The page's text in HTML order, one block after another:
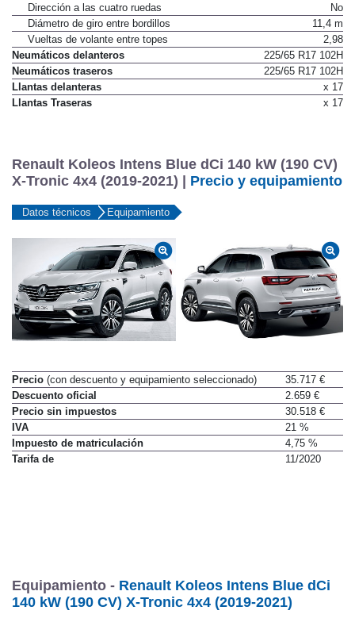
Dirección a las cuatro ruedas
No
Diámetro de giro entre bordillos
11,4 m
Vueltas de volante entre topes
2,98
Neumáticos delanteros
225/65 R17 102H
Neumáticos traseros
225/65 R17 102H
Llantas delanteras
x 17
Llantas Traseras
x 17
Renault Koleos Intens Blue dCi 140 kW (190 CV)
X-Tronic 4x4 (2019-2021) | Precio y equipamiento
Datos técnicos Equipamiento
Precio (con descuento y equipamiento seleccionado)
35.717 €
Descuento oficial
2.659 €
Precio sin impuestos
30.518 €
IVA
21 %
Impuesto de matriculación
4,75 %
Tarifa de
11/2020
Equipamiento - Renault Koleos Intens Blue dCi
140 kW (190 CV) X-Tronic 4x4 (2019-2021)